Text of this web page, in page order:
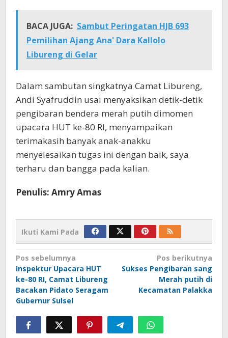
BACA JUGA: Sambut Peringatan HJB 693
Pemilihan Ajang Ana' Dara Kallolo
Libureng di Gelar
Dalam sambutan singkatnya Camat Libureng,
Andi Syafruddin usai menyaksikan detik-detik
pengibaran bendera merah putih dimomen
upacara HUT ke-80 RI, menyampaikan
terimakasih banyak anak-anakku
menyelesaikan tugas ini dengan baik, saya
terharu dan bangga pada kalian.
Penulis: Amry Amas
Ikuti Kami Pada
Navigasi
pos
Pos sebelumnya
Inspektur Upacara HUT
ke-80 RI, Camat Libureng
Bacakan Pidato Seragam
Gubernur Sulsel
Pos berikutnya
Sukses Pengibaran sang
Merah putih di
Kecamatan Palakka